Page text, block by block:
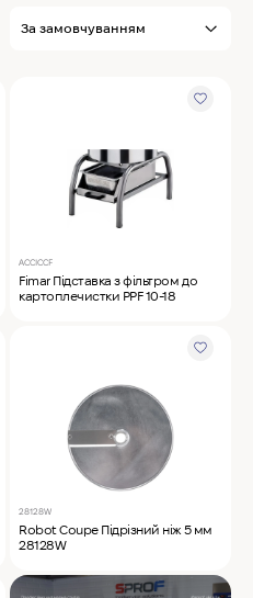
піч Cook Master 6
шафа N*ICE
CL 50 24440
шафа PF 600 TN
піч газова iCombi
ACCICCF
Fimar Підставка з фільтром до
картоплечистки PPF 10-18
28128W
Robot Coupe Підрізний ніж 5 мм
28128W